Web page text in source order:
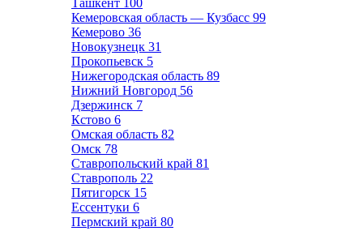
Ташкент 100
Кемеровская область — Кузбасс 99
Кемерово 36
Новокузнецк 31
Прокопьевск 5
Нижегородская область 89
Нижний Новгород 56
Дзержинск 7
Кстово 6
Омская область 82
Омск 78
Ставропольский край 81
Ставрополь 22
Пятигорск 15
Ессентуки 6
Пермский край 80